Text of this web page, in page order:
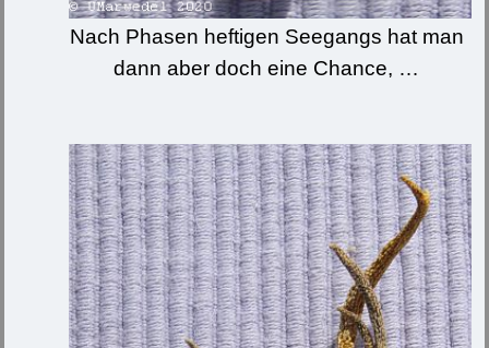
Nach Phasen heftigen Seegangs hat man
dann aber doch eine Chance, …